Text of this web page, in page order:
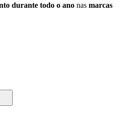
durante todo o ano nas marcas